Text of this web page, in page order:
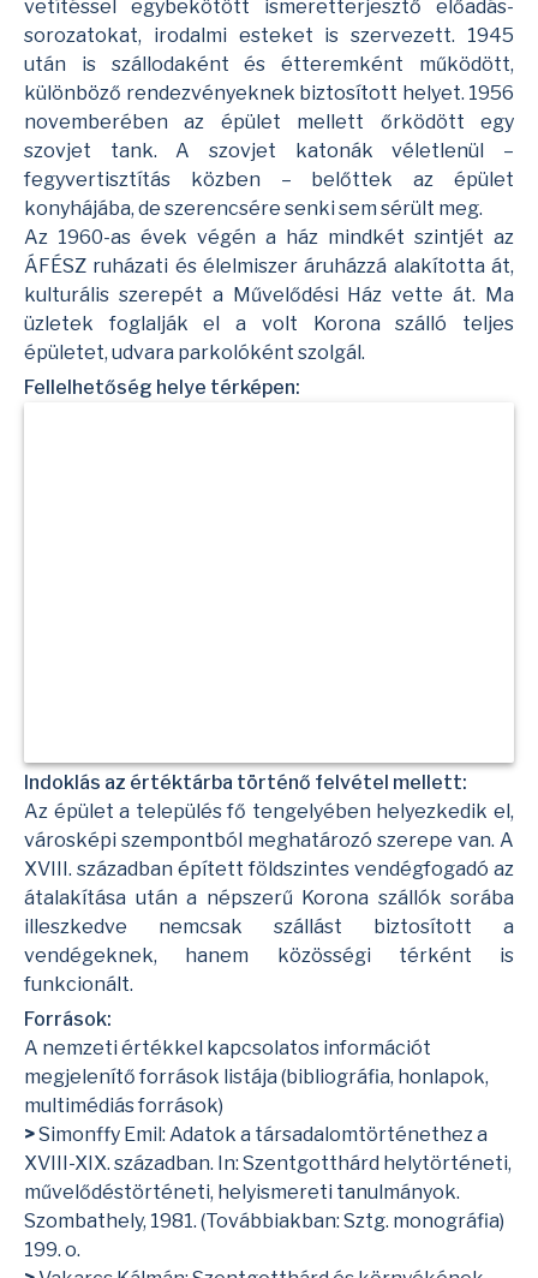
vetítéssel egybekötött ismeretterjesztő előadás-
sorozatokat, irodalmi esteket is szervezett. 1945
után is szállodaként és étteremként működött,
különböző rendezvényeknek biztosított helyet. 1956
novemberében az épület mellett őrködött egy
szovjet tank. A szovjet katonák véletlenül –
fegyvertisztítás közben – belőttek az épület
konyhájába, de szerencsére senki sem sérült meg.
Az 1960-as évek végén a ház mindkét szintjét az
ÁFÉSZ ruházati és élelmiszer áruházzá alakította át,
kulturális szerepét a Művelődési Ház vette át. Ma
üzletek foglalják el a volt Korona szálló teljes
épületet, udvara parkolóként szolgál.
Fellelhetőség helye térképen:
Indoklás az értéktárba történő felvétel mellett:
Az épület a település fő tengelyében helyezkedik el,
városképi szempontból meghatározó szerepe van. A
XVIII. században épített földszintes vendégfogadó az
átalakítása után a népszerű Korona szállók sorába
illeszkedve nemcsak szállást biztosított a
vendégeknek, hanem közösségi térként is
funkcionált.
Források:
A nemzeti értékkel kapcsolatos információt
megjelenítő források listája (bibliográfia, honlapok,
multimédiás források)
>Simonffy Emil: Adatok a társadalomtörténethez a
XVIII-XIX. században. In: Szentgotthárd helytörténeti,
művelődéstörténeti, helyismereti tanulmányok.
Szombathely, 1981. (Továbbiakban: Sztg. monográfia)
199. o.